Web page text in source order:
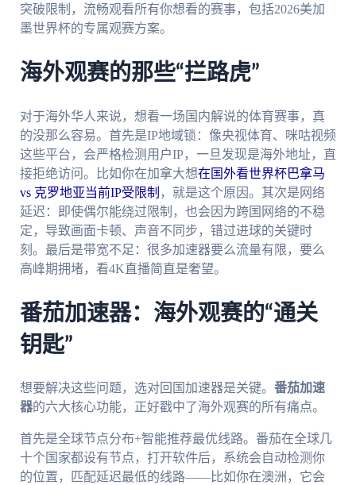
突破限制，流畅观看所有你想看的赛事，包括2026美加
墨世界杯的专属观赛方案。
海外观赛的那些“拦路虎”
对于海外华人来说，想看一场国内解说的体育赛事，真
的没那么容易。首先是IP地域锁：像央视体育、咪咕视频
这些平台，会严格检测用户IP，一旦发现是海外地址，直
接拒绝访问。比如你在加拿大想在国外看世界杯巴拿马
vs 克罗地亚当前IP受限制 ，就是这个原因。其次是网络
延迟：即使偶尔能绕过限制，也会因为跨国网络的不稳
定，导致画面卡顿、声音不同步，错过进球的关键时
刻。最后是带宽不足：很多加速器要么流量有限，要么
高峰期拥堵，看4K直播简直是奢望。
番茄加速器：海外观赛的“通关
钥匙”
想要解决这些问题，选对回国加速器是关键。 番茄加速
器的六大核心功能，正好戳中了海外观赛的所有痛点。
首先是全球节点分布+智能推荐最优线路。番茄在全球几
十个国家都设有节点，打开软件后，系统会自动检测你
的位置，匹配延迟最低的线路——比如你在澳洲，它会